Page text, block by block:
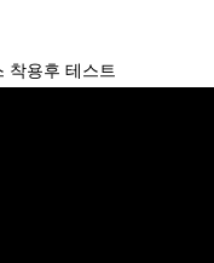
착용후 테스트